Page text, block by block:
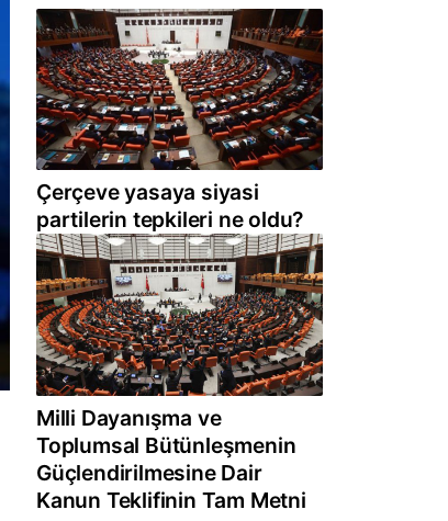
Çerçeve yasaya siyasi
partilerin tepkileri ne oldu?
Milli Dayanışma ve
Toplumsal Bütünleşmenin
Güçlendirilmesine Dair
Kanun Teklifinin Tam Metni